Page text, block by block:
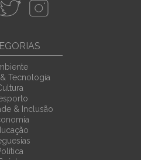
Tecnologia
& Inclusão